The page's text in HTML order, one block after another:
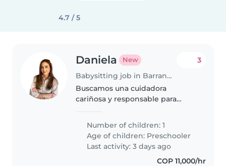
4.7 / 5
Daniela New
Babysitting job in Barranquilla
3
Buscamos una cuidadora
cariñosa y responsable para
Idealmente, alguien que pueda
cocinar, ayudar con las tareas del
hogar y tenga experiencia con
niños..
Number of children: 1
Age of children: Preschooler
Last activity: 3 days ago
COP 11,000/hr